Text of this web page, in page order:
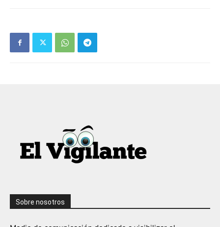
Sobre nosotros